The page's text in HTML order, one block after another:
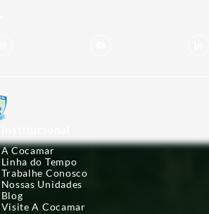
A Cocamar
Linha do Tempo
Trabalhe Conosco
Nossas Unidades
Blog
Visite A Cocamar